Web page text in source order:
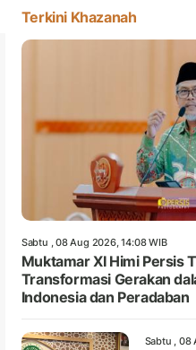
Terkini Khazanah
Sabtu , 08 Aug 2026, 14:08 WIB
Muktamar XI Himi Persis
Transformasi Gerakan
Indonesia dan Peradaban
Sabtu , 08